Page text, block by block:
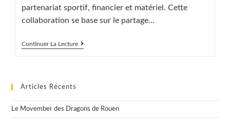
partenariat sportif, financier et matériel. Cette
collaboration se base sur le partage…
Continuer La LectureLe
Unissent
Articles Récents
Le Movember des Dragons de Rouen